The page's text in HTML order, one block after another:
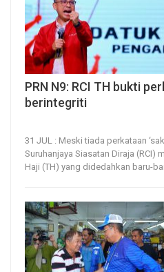
PRN N9: RCI TH bukti
berintegriti
31 JUL : Meski tiada perkataan
Suruhanjaya Siasatan Diraja (RCI)
Haji (TH) yang didedahkan baru-